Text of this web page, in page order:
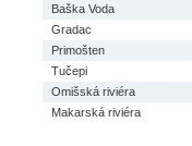
Baška Voda
Gradac
Primošten
Tučepi
Omišská riviéra
Makarská riviéra